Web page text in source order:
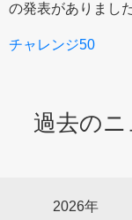
の発表がありました
チャレンジ50
過去の
2026年